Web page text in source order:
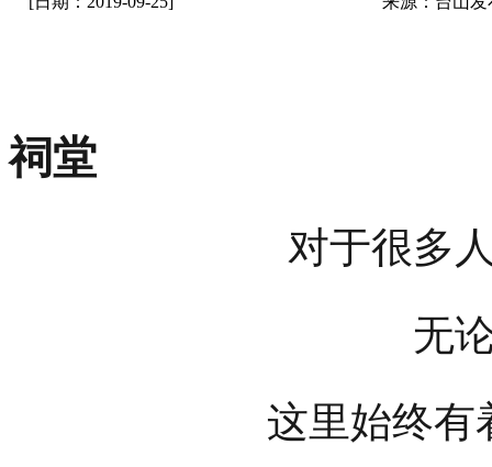
祠堂
对于很多
无
这里始终有